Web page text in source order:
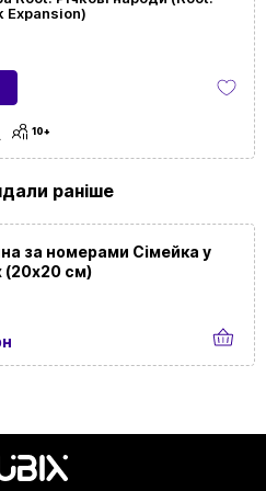
Expansion)
10+
раніше
за номерами Сімейка у
(20х20 см)